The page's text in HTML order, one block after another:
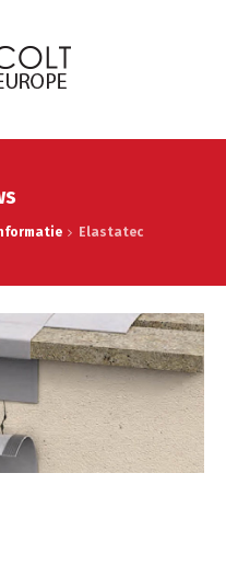
Elastatec